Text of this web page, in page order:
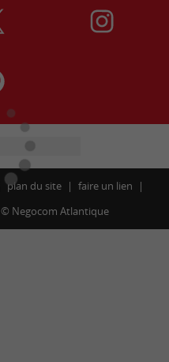
plan du site
faire un lien
© Negocom Atlantique